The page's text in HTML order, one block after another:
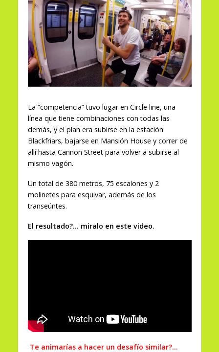
La “competencia” tuvo lugar en Circle line, una
línea que tiene combinaciones con todas las
demás, y el plan era subirse en la estación
Blackfriars, bajarse en Mansión House y correr de
allí hasta Cannon Street para volver a subirse al
mismo vagón.
Un total de 380 metros, 75 escalones y 2
molinetes para esquivar, además de los
transeúntes.
El resultado?… miralo en este video.
Te animarías a hacer un desafío similar?…